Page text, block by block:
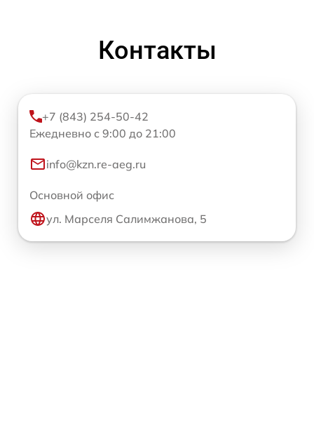
Контакты
+7 (843) 254-50-42
Ежедневно с 9:00 до 21:00
info@kzn.re-aeg.ru
Основной офис
ул. Марселя Салимжанова, 5